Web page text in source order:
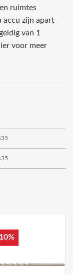
ruimtes
accu zijn apart
van 1
voor meer